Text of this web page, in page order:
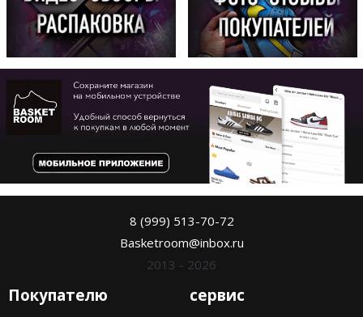
8 (999) 513-70-72
Basketroom@inbox.ru
2013 - 2026
Покупателю сервис